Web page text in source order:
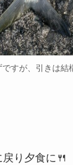
すが、引きは結
り夕食に🍴